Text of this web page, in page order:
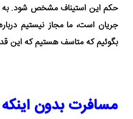
حکم این استیناف مشخص شود. به
جریان است، ما مجاز نیستیم
بگوئیم که متاسف هستیم که این
مسافرت بدون